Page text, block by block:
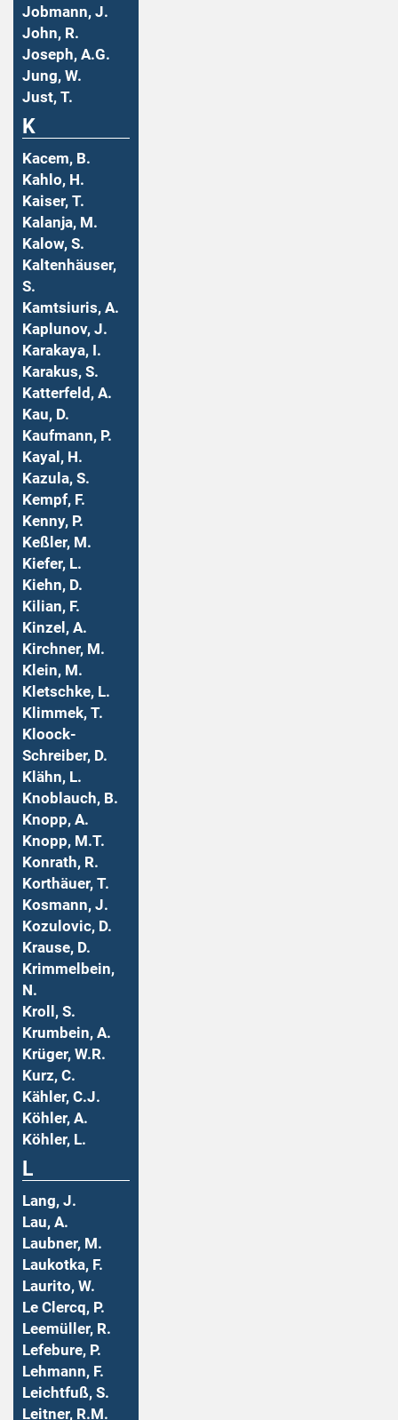
Jobmann, J.
John, R.
Joseph, A.G.
Jung, W.
Just, T.
K
Kacem, B.
Kahlo, H.
Kaiser, T.
Kalanja, M.
Kalow, S.
Kaltenhäuser,
S.
Kamtsiuris, A.
Kaplunov, J.
Karakaya, I.
Karakus, S.
Katterfeld, A.
Kau, D.
Kaufmann, P.
Kayal, H.
Kazula, S.
Kempf, F.
Kenny, P.
Keßler, M.
Kiefer, L.
Kiehn, D.
Kilian, F.
Kinzel, A.
Kirchner, M.
Klein, M.
Kletschke, L.
Klimmek, T.
Kloock-
Schreiber, D.
Klähn, L.
Knoblauch, B.
Knopp, A.
Knopp, M.T.
Konrath, R.
Korthäuer, T.
Kosmann, J.
Kozulovic, D.
Krause, D.
Krimmelbein,
N.
Kroll, S.
Krumbein, A.
Krüger, W.R.
Kurz, C.
Kähler, C.J.
Köhler, A.
Köhler, L.
L
Lang, J.
Lau, A.
Laubner, M.
Laukotka, F.
Laurito, W.
Le Clercq, P.
Leemüller, R.
Lefebure, P.
Lehmann, F.
Leichtfuß, S.
Leitner, R.M.